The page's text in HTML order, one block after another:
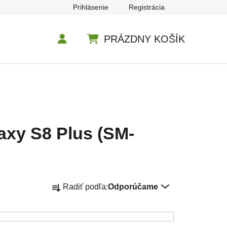
Prihlásenie Registrácia
PRÁZDNY KOŠÍK
S8 Plus (SM-
Radiť podľa:Odporúčame